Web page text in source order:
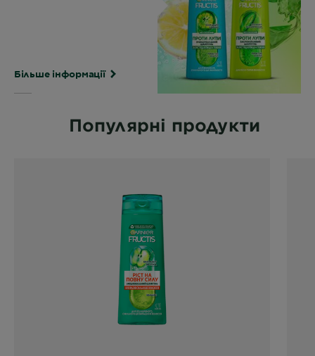
Більше інформації
Популярні продукти